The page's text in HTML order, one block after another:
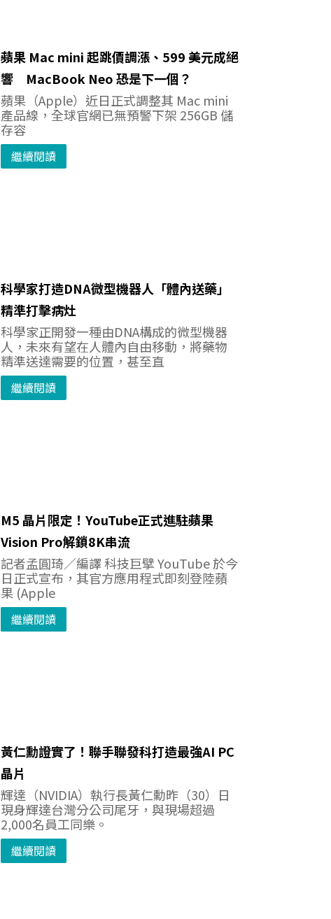
蘋果 Mac mini 起跳價調漲、599 美元成絕
響 MacBook Neo 恐是下一個？
蘋果（Apple）近日正式調整其 Mac mini
產品線，全球官網已無預警下架 256GB 儲
存容
繼續閱讀
科學家打造DNA微型機器人「體內送藥」
精準打擊病灶
科學家正開發一種由DNA構成的微型機器
人，未來有望在人體內自由移動，將藥物
精準送達需要的位置，甚至直
繼續閱讀
M5 晶片限定！YouTube正式進駐蘋果
Vision Pro解鎖8K串流
記者孟圓琦／編譯 科技巨擘 YouTube 於今
日正式宣布，其官方應用程式即刻登陸蘋
果 (Apple
繼續閱讀
黃仁勳證實了！聯手聯發科打造最強AI PC
晶片
輝達（NVIDIA）執行長黃仁勳昨（30）日
現身輝達台灣分公司尾牙，與現場超過
2,000名員工同樂。
繼續閱讀